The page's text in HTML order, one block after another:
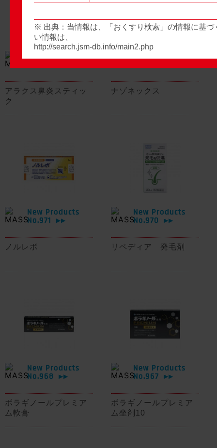
アラクス鼻炎スティッ
ク
ナゾネックス
New Products
No.971
▶▶
ノルレボ
New Products
No.970
▶▶
リペディア 発毛剤
New Products
No.968
▶▶
ボラギノールプレミア
ム軟膏
New Products
No.967
▶▶
ボラギノールプレミア
ム坐剤10
※ 出典：当情報は、「おくすり検索」の情報に基づ
い情報は、
http://search.jsm-db.info/main2.php